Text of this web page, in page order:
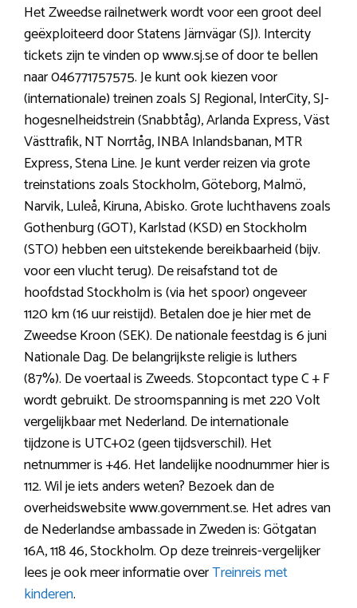
Het Zweedse railnetwerk wordt voor een groot deel
geëxploiteerd door Statens Järnvägar (SJ). Intercity
tickets zijn te vinden op www.sj.se of door te bellen
naar 046771757575. Je kunt ook kiezen voor
(internationale) treinen zoals SJ Regional, InterCity, SJ-
hogesnelheidstrein (Snabbtåg), Arlanda Express, Väst
Västtrafik, NT Norrtåg, INBA Inlandsbanan, MTR
Express, Stena Line. Je kunt verder reizen via grote
treinstations zoals Stockholm, Göteborg, Malmö,
Narvik, Luleå, Kiruna, Abisko. Grote luchthavens zoals
Gothenburg (GOT), Karlstad (KSD) en Stockholm
(STO) hebben een uitstekende bereikbaarheid (bijv.
voor een vlucht terug). De reisafstand tot de
hoofdstad Stockholm is (via het spoor) ongeveer
1120 km (16 uur reistijd). Betalen doe je hier met de
Zweedse Kroon (SEK). De nationale feestdag is 6 juni
Nationale Dag. De belangrijkste religie is luthers
(87%). De voertaal is Zweeds. Stopcontact type C + F
wordt gebruikt. De stroomspanning is met 220 Volt
vergelijkbaar met Nederland. De internationale
tijdzone is UTC+02 (geen tijdsverschil). Het
netnummer is +46. Het landelijke noodnummer hier is
112. Wil je iets anders weten? Bezoek dan de
overheidswebsite www.government.se. Het adres van
de Nederlandse ambassade in Zweden is: Götgatan
16A, 118 46, Stockholm. Op deze treinreis-vergelijker
lees je ook meer informatie overTreinreis met
kinderen.